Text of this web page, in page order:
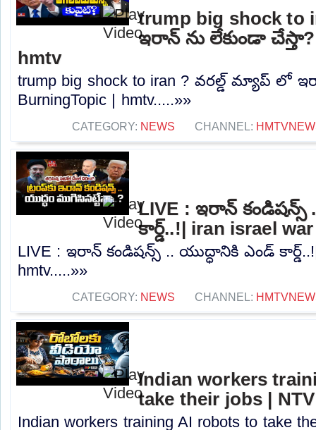
trump big shock to
ఇరాన్ ను లేకుండా
hmtv
trump big shock to iran ? వరల్డ్ మ్యాప్ లో
BurningTopic | hmtv.....»»
CATEGORY: NEWS CHANNEL:
LIVE : ఇరాన్ కండిషన్స్
కార్డ్..!| iran israel
LIVE : ఇరాన్ కండిషన్స్ .. యుద్ధానికి ఎండ్
hmtv.....»»
CATEGORY: NEWS CHANNEL:
Indian workers
take their jobs |
Indian workers training AI robots to take